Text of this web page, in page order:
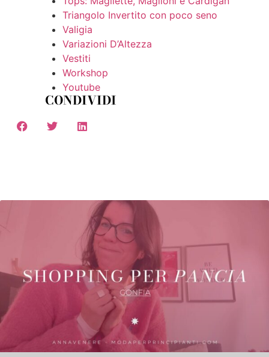
Triangolo Invertito con poco seno
Valigia
Variazioni D’Altezza
Vestiti
Workshop
Youtube
CONDIVIDI